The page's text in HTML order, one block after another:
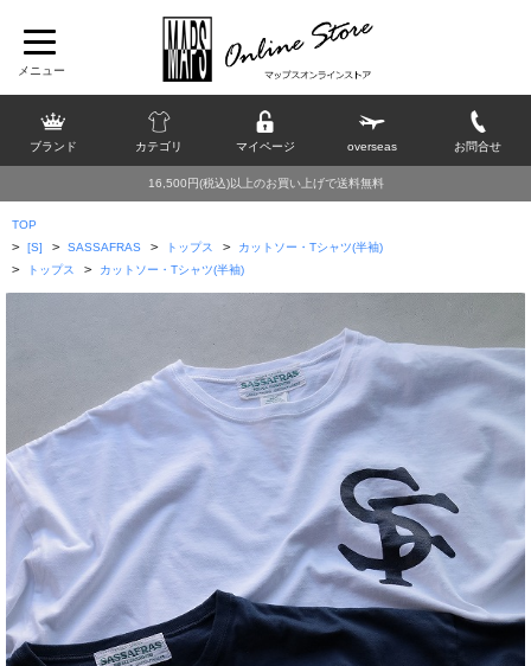
ブランド カテゴリ マイページ overseas お問合せ
16,500円(税込)以上のお買い上げで送料無料
TOP
> [S] > SASSAFRAS > トップス > カットソー・Tシャツ(半袖)
> トップス > カットソー・Tシャツ(半袖)